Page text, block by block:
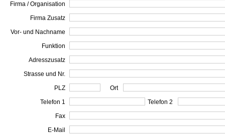
Firma / Organisation
Firma Zusatz
Vor- und Nachname
Funktion
Adresszusatz
Strasse und Nr.
PLZ
Ort
Telefon 1
Telefon 2
Fax
E-Mail